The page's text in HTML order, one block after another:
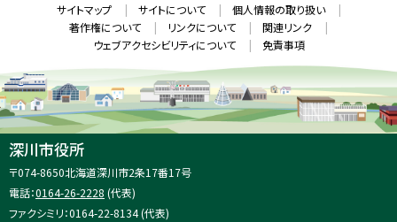
で
開
き
ま
す
メ
ニ
ュ
ー
報
サイトマップ サイトについて
個人情報の取り扱い
著作権について
リンクについて
関連リンク
ウェブアクセシビリティについて
免責事項
深川市役所
住
所
〒074-8650北海道深川市2条17番17号
電話：0164-26-2228 (代表)
ファクシミリ：0164-22-8134 (代表)